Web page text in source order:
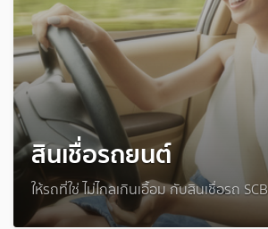
สินเชื่อรถยนต์
ให้รถที่ใช่ ไม่ไกลเกินเอื้อม กับสินเชื่อรถ SCB